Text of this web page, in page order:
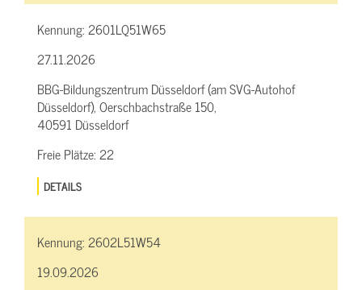
Kennung:2601LQ51W65
27.11.2026
BBG-Bildungszentrum Düsseldorf (am SVG-Autohof
Düsseldorf), Oerschbachstraße 150,
40591 Düsseldorf
Freie Plätze:22
DETAILS
Kennung:2602L51W54
19.09.2026